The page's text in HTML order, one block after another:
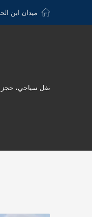
ميدان ابن
نقل سياحي،